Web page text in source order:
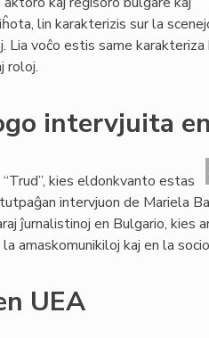
lin karakterizis sur la
voĉo estis same
roloj.
intervjuita
kies eldonkvanto estas
intervjuon de Mariela
ĵurnalistinoj en Bulgario, kies
amaskomunikiloj kaj en la
UEA